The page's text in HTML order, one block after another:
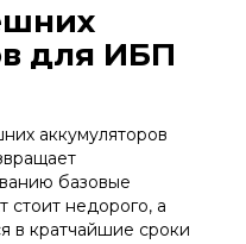
для ИБП
аккумуляторов
базовые
стоит недорого, а
в кратчайшие сроки